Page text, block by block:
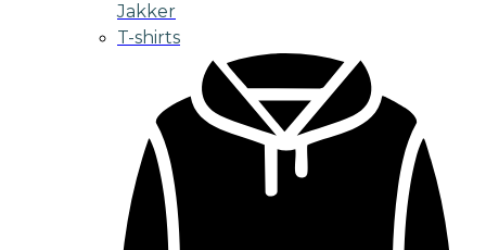
Jakker
T-shirts